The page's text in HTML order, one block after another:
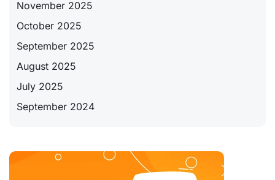
November 2025
October 2025
September 2025
August 2025
July 2025
September 2024